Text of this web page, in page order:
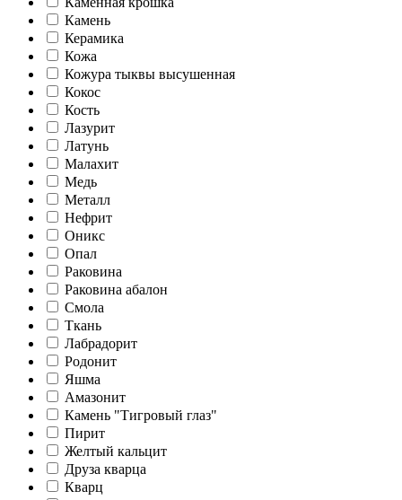
Камень
Керамика
Кожа
Кожура тыквы высушенная
Кокос
Кость
Лазурит
Латунь
Малахит
Медь
Металл
Нефрит
Оникс
Опал
Раковина
Раковина абалон
Смола
Ткань
Лабрадорит
Родонит
Яшма
Амазонит
Камень "Тигровый глаз"
Пирит
Желтый кальцит
Друза кварца
Кварц